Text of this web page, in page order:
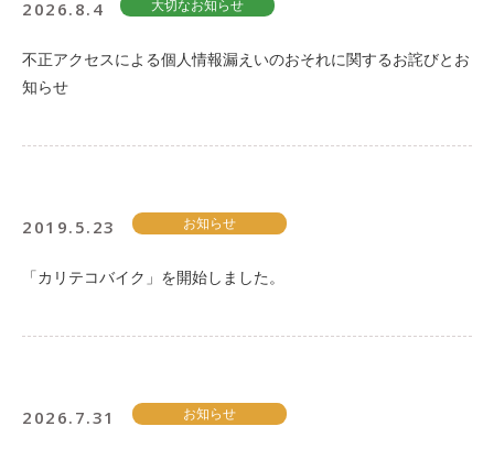
よくある質問
法人のお客様
利用シーン
お客様の声
よくある質問
2026.8.4 大切なお知らせ
不正アクセスによる個人情報漏えいのおそれに関するお詫びとお
知らせ
2019.5.23 お知らせ
「カリテコバイク」を開始しました。
2026.7.31 お知らせ